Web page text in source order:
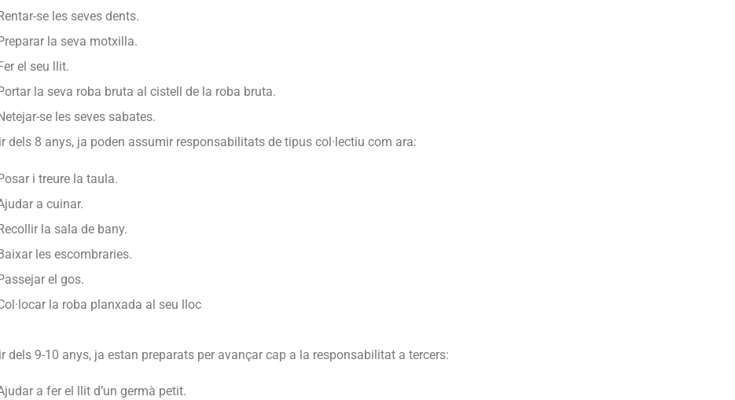
Rentar-se les seves dents.
Preparar la seva motxilla.
Fer el seu llit.
Portar la seva roba bruta al cistell de la roba bruta.
Netejar-se les seves sabates.
dels 8 anys, ja poden assumir responsabilitats de tipus col·lectiu com ara:
i treure la taula.
a cuinar.
la sala de bany.
les escombraries.
el gos.
la roba planxada al seu lloc
dels 9-10 anys, ja estan preparats per avançar cap a la responsabilitat a tercers:
a fer el llit d’un germà petit.